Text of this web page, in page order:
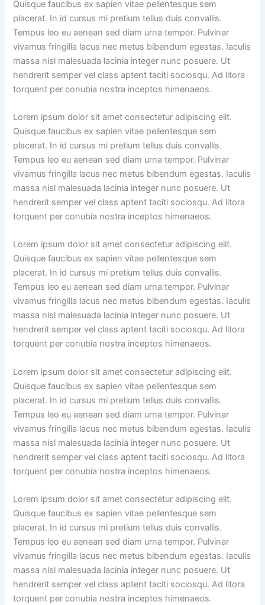
Quisque faucibus ex sapien vitae pellentesque sem
placerat. In id cursus mi pretium tellus duis convallis.
Tempus leo eu aenean sed diam urna tempor. Pulvinar
vivamus fringilla lacus nec metus bibendum egestas. Iaculis
massa nisl malesuada lacinia integer nunc posuere. Ut
hendrerit semper vel class aptent taciti sociosqu. Ad litora
torquent per conubia nostra inceptos himenaeos.
Lorem ipsum dolor sit amet consectetur adipiscing elit.
Quisque faucibus ex sapien vitae pellentesque sem
placerat. In id cursus mi pretium tellus duis convallis.
Tempus leo eu aenean sed diam urna tempor. Pulvinar
vivamus fringilla lacus nec metus bibendum egestas. Iaculis
massa nisl malesuada lacinia integer nunc posuere. Ut
hendrerit semper vel class aptent taciti sociosqu. Ad litora
torquent per conubia nostra inceptos himenaeos.
Lorem ipsum dolor sit amet consectetur adipiscing elit.
Quisque faucibus ex sapien vitae pellentesque sem
placerat. In id cursus mi pretium tellus duis convallis.
Tempus leo eu aenean sed diam urna tempor. Pulvinar
vivamus fringilla lacus nec metus bibendum egestas. Iaculis
massa nisl malesuada lacinia integer nunc posuere. Ut
hendrerit semper vel class aptent taciti sociosqu. Ad litora
torquent per conubia nostra inceptos himenaeos.
Lorem ipsum dolor sit amet consectetur adipiscing elit.
Quisque faucibus ex sapien vitae pellentesque sem
placerat. In id cursus mi pretium tellus duis convallis.
Tempus leo eu aenean sed diam urna tempor. Pulvinar
vivamus fringilla lacus nec metus bibendum egestas. Iaculis
massa nisl malesuada lacinia integer nunc posuere. Ut
hendrerit semper vel class aptent taciti sociosqu. Ad litora
torquent per conubia nostra inceptos himenaeos.
Lorem ipsum dolor sit amet consectetur adipiscing elit.
Quisque faucibus ex sapien vitae pellentesque sem
placerat. In id cursus mi pretium tellus duis convallis.
Tempus leo eu aenean sed diam urna tempor. Pulvinar
vivamus fringilla lacus nec metus bibendum egestas. Iaculis
massa nisl malesuada lacinia integer nunc posuere. Ut
hendrerit semper vel class aptent taciti sociosqu. Ad litora
torquent per conubia nostra inceptos himenaeos.